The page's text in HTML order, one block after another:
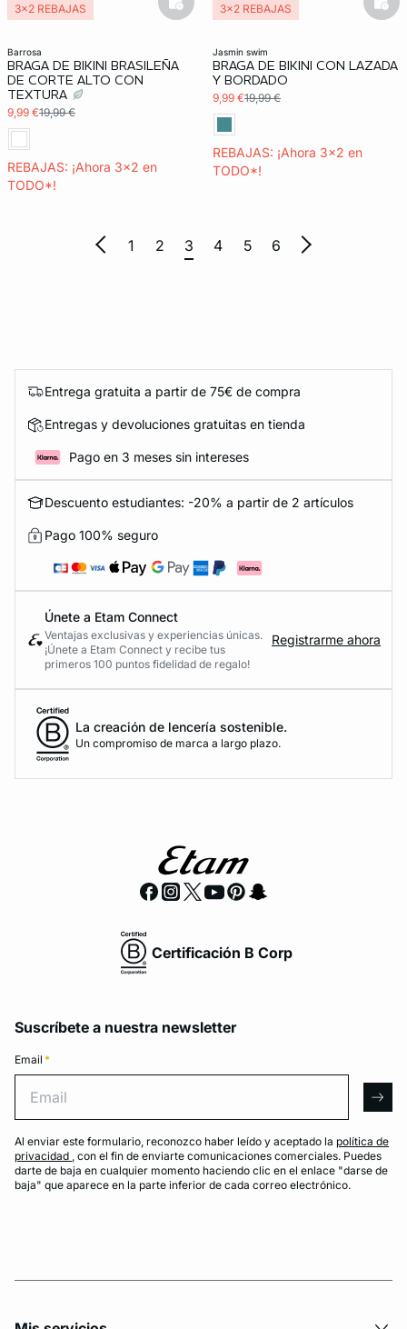
barrosa
BRAGA DE BIKINI BRASILEÑA
DE CORTE ALTO CON
TEXTURA
9,99 €19,99 €
REBAJAS: ¡Ahora 3x2 en
TODO*!
3x2 REBAJAS basketfull
jasmin swim
BRAGA DE BIKINI CON LAZADA
Y BORDADO
9,99 €19,99 €
REBAJAS: ¡Ahora 3x2 en
TODO*!
3x2 REBAJAS
1 2 3 4 5 6
Entrega gratuita a partir de 75€ de compra
Entregas y devoluciones gratuitas en tienda
Pago en 3 meses sin intereses
Descuento estudiantes: -20% a partir de 2 artículos
Pago 100% seguro
Únete a Etam Connect
Ventajas exclusivas y experiencias únicas.
¡Únete a Etam Connect y recibe tus
primeros 100 puntos fidelidad de regalo!
Registrarme ahora
La creación de lencería sostenible.
Un compromiso de marca a largo plazo.
Certificación B Corp
Suscríbete a nuestra newsletter
Email *
Al enviar este formulario, reconozco haber leído y aceptado la política de
privacidad , con el fin de enviarte comunicaciones comerciales. Puedes
darte de baja en cualquier momento haciendo clic en el enlace "darse de
baja" que aparece en la parte inferior de cada correo electrónico.